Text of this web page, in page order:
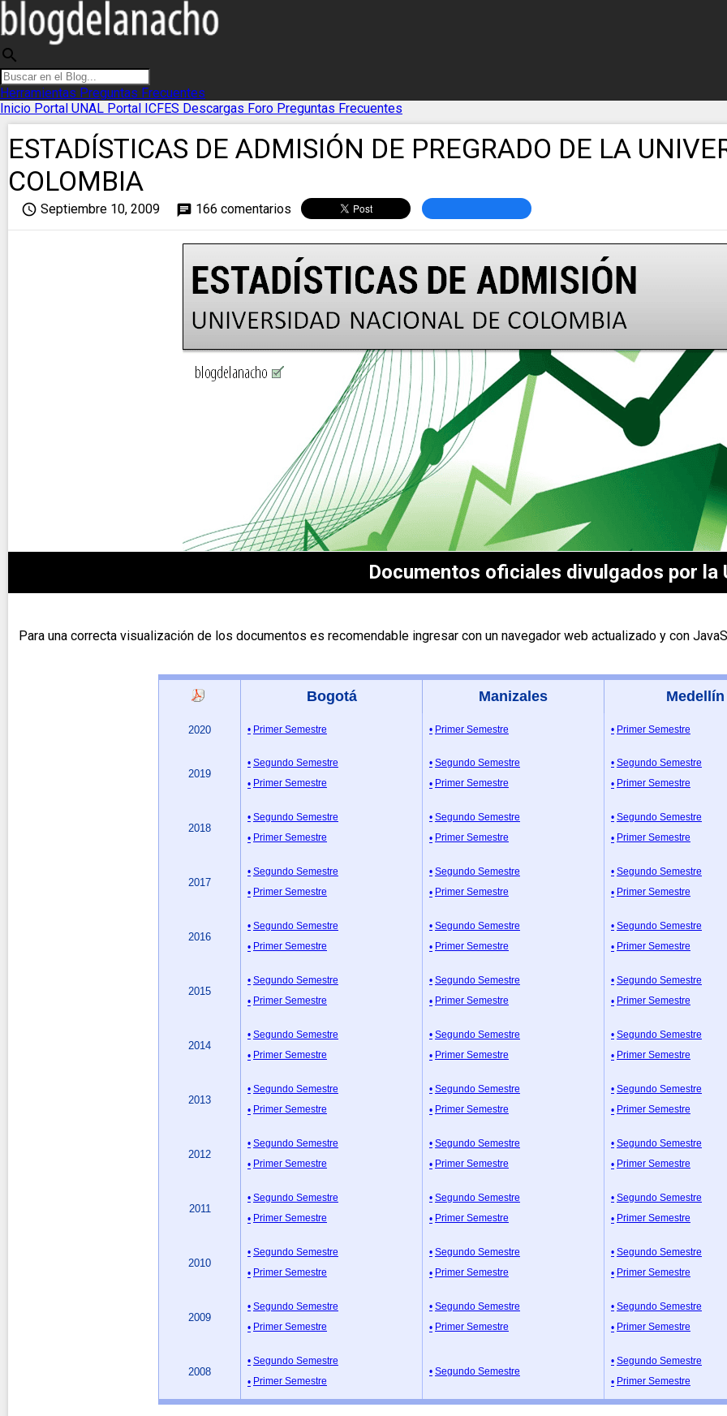
search
Herramientas Preguntas Frecuentes
Inicio Portal UNAL Portal ICFES Descargas Foro Preguntas Frecuentes
ESTADÍSTICAS DE ADMISIÓN DE PREGRADO DE LA
COLOMBIA
access_time Septiembre 10, 2009 chat 166 comentarios
Documentos oficiales divulgados por la
Para una correcta visualización de los documentos es recomendable ingresar con un navegador web actualizado y con
Bogotá Manizales Medellín
2020 Primer Semestre Primer Semestre Primer Semestre
2019
Segundo Semestre
Primer Semestre
Segundo Semestre
Primer Semestre
Segundo Semestre
Primer Semestre
2018
Segundo Semestre
Primer Semestre
Segundo Semestre
Primer Semestre
Segundo Semestre
Primer Semestre
2017
Segundo Semestre
Primer Semestre
Segundo Semestre
Primer Semestre
Segundo Semestre
Primer Semestre
2016
Segundo Semestre
Primer Semestre
Segundo Semestre
Primer Semestre
Segundo Semestre
Primer Semestre
2015
Segundo Semestre
Primer Semestre
Segundo Semestre
Primer Semestre
Segundo Semestre
Primer Semestre
2014
Segundo Semestre
Primer Semestre
Segundo Semestre
Primer Semestre
Segundo Semestre
Primer Semestre
2013
Segundo Semestre
Primer Semestre
Segundo Semestre
Primer Semestre
Segundo Semestre
Primer Semestre
2012
Segundo Semestre
Primer Semestre
Segundo Semestre
Primer Semestre
Segundo Semestre
Primer Semestre
2011
Segundo Semestre
Primer Semestre
Segundo Semestre
Primer Semestre
Segundo Semestre
Primer Semestre
2010
Segundo Semestre
Primer Semestre
Segundo Semestre
Primer Semestre
Segundo Semestre
Primer Semestre
2009
Segundo Semestre
Primer Semestre
Segundo Semestre
Primer Semestre
Segundo Semestre
Primer Semestre
2008
Segundo Semestre
Primer Semestre
Segundo Semestre
Segundo Semestre
Primer Semestre